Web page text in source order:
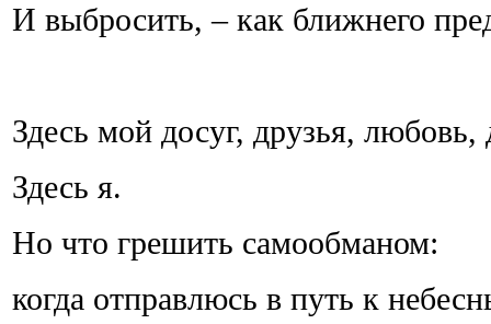
И выбросить, – как ближнего
Здесь мой досуг, друзья, любовь,
Здесь я.
Но что грешить самообманом:
когда отправлюсь в путь к